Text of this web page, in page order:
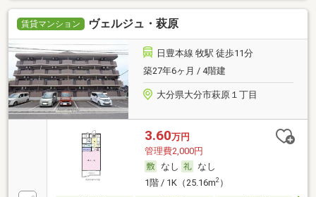
賃貸マンション ヴェルジュ・萩原
日豊本線 牧駅 徒歩11分
築27年6ヶ月 / 4階建
大分県大分市萩原１丁目
3.60万円
管理費2,000円
なし
なし
1階 / 1K（25.16m2）